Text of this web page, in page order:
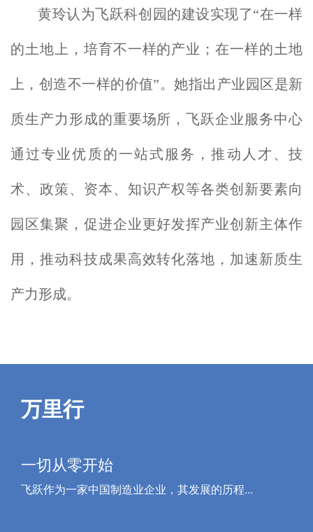
黄玲认为飞跃科创园的建设实现了“在一样
的土地上，培育不一样的产业；在一样的土地
上，创造不一样的价值”。她指出产业园区是新
质生产力形成的重要场所，飞跃企业服务中心
通过专业优质的一站式服务，推动人才、技
术、政策、资本、知识产权等各类创新要素向
园区集聚，促进企业更好发挥产业创新主体作
用，推动科技成果高效转化落地，加速新质生
产力形成。
万里行
一切从零开始
飞跃作为一家中国制造业企业，其发展的历程...